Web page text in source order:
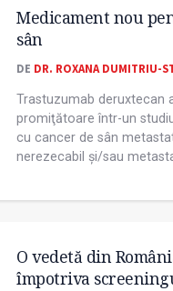
Medicament nou
sân
DE DR. ROXANA DUMITRIU-
Trastuzumab deruxtecan
promiţătoare într-un
cu cancer de sân
nerezecabil și/sau
O vedetă din
împotriva